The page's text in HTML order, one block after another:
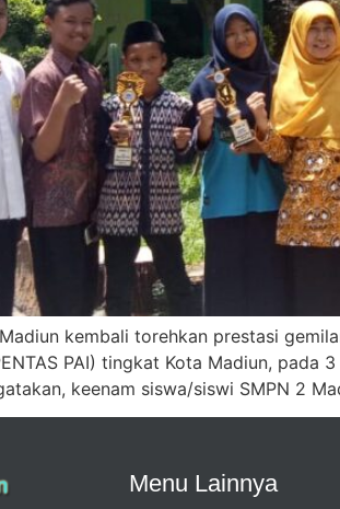
kembali torehkan prestasi
PAI) tingkat Kota Madiun, pada
keenam siswa/siswi SMPN 2
Menu Lainnya